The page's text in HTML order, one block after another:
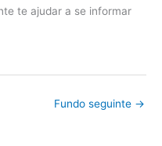
te ajudar a se informar
Fundo seguinte →